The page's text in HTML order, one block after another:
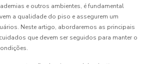
e outros ambientes, é fundamental
a qualidade do piso e assegurem um
Neste artigo, abordaremos as principais
que devem ser seguidos para manter o